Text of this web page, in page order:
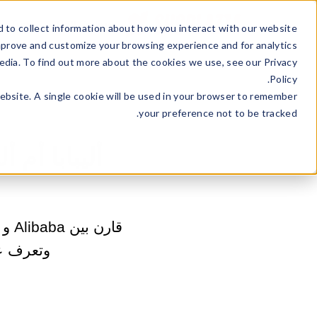
to collect information about how you interact with our website
and customize your browsing experience and for analytics
To find out more about the cookies we use, see our Privacy
Policy.
A single cookie will be used in your browser to remember
your preference not to be tracked.
Sell Online
Type
أليبابا
وتعرف